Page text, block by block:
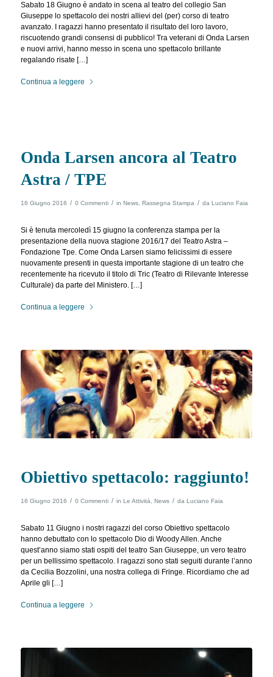
Sabato 18 Giugno è andato in scena al teatro del collegio San
Giuseppe lo spettacolo dei nostri allievi del (per) corso di teatro
avanzato. I ragazzi hanno presentato il risultato del loro lavoro,
riscuotendo grandi consensi di pubblico! Tra veterani di Onda Larsen
e nuovi arrivi, hanno messo in scena uno spettacolo brillante
regalando risate […]
Continua a leggere
Onda Larsen ancora al Teatro
Astra / TPE
16 Giugno 2016 / 0 Commenti / in News, Rassegna Stampa / da Luciano Faia
Si è tenuta mercoledì 15 giugno la conferenza stampa per la
presentazione della nuova stagione 2016/17 del Teatro Astra –
Fondazione Tpe. Come Onda Larsen siamo felicissimi di essere
nuovamente presenti in questa importante stagione di un teatro che
recentemente ha ricevuto il titolo di Tric (Teatro di Rilevante Interesse
Culturale) da parte del Ministero. […]
Continua a leggere
Obiettivo spettacolo: raggiunto!
16 Giugno 2016 / 0 Commenti / in Le Attività News / da Luciano Faia
Sabato 11 Giugno i nostri ragazzi del corso Obiettivo spettacolo
hanno debuttato con lo spettacolo Dio di Woody Allen. Anche
quest’anno siamo stati ospiti del teatro San Giuseppe, un vero teatro
per un bellissimo spettacolo. I ragazzi sono stati seguiti durante l’anno
da Cecilia Bozzolini, una nostra collega di Fringe. Ricordiamo che ad
Aprile gli […]
Continua a leggere